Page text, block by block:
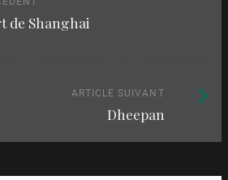
précédent
de Shanghai
ARTICLE SUIVANT
Dheepan
Article